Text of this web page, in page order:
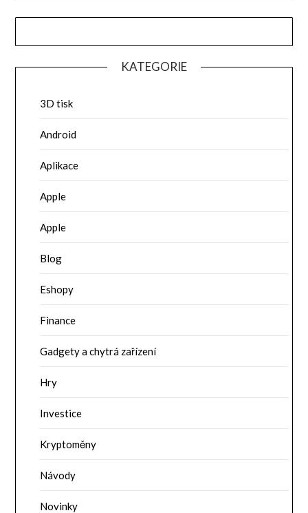
KATEGORIE
3D tisk
Android
Aplikace
Apple
Apple
Blog
Eshopy
Finance
Gadgety a chytrá zařízení
Hry
Investice
Kryptoměny
Návody
Novinky